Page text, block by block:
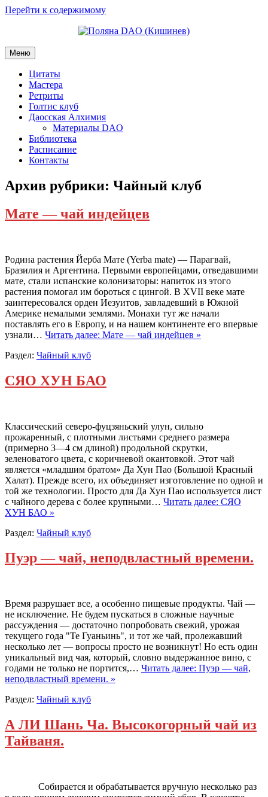
Перейти к содержимому
Меню
Цитаты
Мастера
Ретриты
Голтис клуб
Даосская Алхимия
Материалы DAO
Библиотека
Расписание
Контакты
Архив рубрики: Чайный клуб
Мате — чай индейцев
Родина растения Йерба Мате (Yerba mate) — Парагвай,
Бразилия и Аргентина. Первыми европейцами, отведавшими
мате, стали испанские колонизаторы: напиток из этого
растения помогал им бороться с цингой. В XVII веке мате
заинтересовался орден Иезуитов, завладевший в Южной
Америке немалыми землями. Монахи тут же начали
поставлять его в Европу, и на нашем континенте его впервые
узнали… Читать далее: Мате — чай индейцев »
Раздел: Чайный клуб
СЯО ХУН БАО
Классический северо-фуцзяньский улун, сильно
прожаренный, с плотными листьями среднего размера
(примерно 3—4 см длиной) продольной скрутки,
зеленоватого цвета, с коричневой окантовкой. Этот чай
является «младшим братом» Да Хун Пао (Большой Красный
Халат). Прежде всего, их объединяет изготовление по одной и
той же технологии. Просто для Да Хун Пао используется лист
с чайного дерева с более крупными… Читать далее: СЯО
ХУН БАО »
Раздел: Чайный клуб
Пуэр — чай, неподвластный времени.
Время разрушает все, а особенно пищевые продукты. Чай —
не исключение. Не будем пускаться в сложные научные
рассуждения — достаточно попробовать свежий, урожая
текущего года "Те Гуаньинь", и тот же чай, пролежавший
несколько лет — вопросы просто не возникнут! Но есть один
уникальный вид чая, который, словно выдержанное вино, с
годами не только не портится,… Читать далее: Пуэр — чай,
неподвластный времени. »
Раздел: Чайный клуб
А ЛИ Шань Ча. Высокогорный чай из
Тайваня.
Собирается и обрабатывается вручную несколько раз